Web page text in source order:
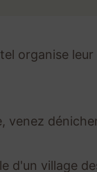
organise
venez
d'un village